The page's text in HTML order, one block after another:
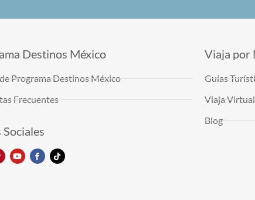
Destinos México
Programa Destinos México
Frecuentes
Sociales
Viaja por
Guías
Viaja
Blog